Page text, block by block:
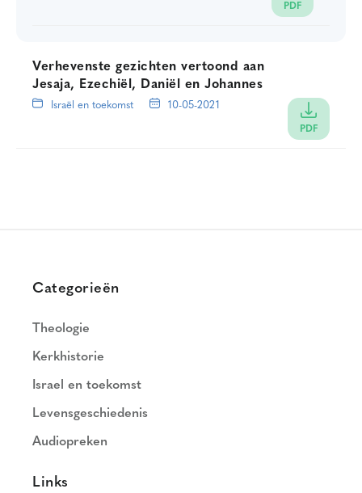
PDF
Verhevenste gezichten vertoond aan
Jesaja, Ezechiël, Daniël en Johannes
Israël en toekomst 10-05-2021
PDF
Categorieën
Theologie
Kerkhistorie
Israel en toekomst
Levensgeschiedenis
Audiopreken
Links